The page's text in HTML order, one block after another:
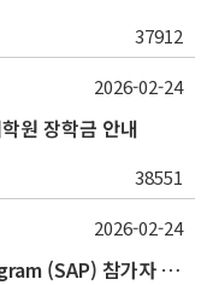
37912
원 장학금 안내
38551
2026-02-24
(~3/6) 2026하계 Study Abroad Program (SAP) 참가자 모집 안내
2026-02-24